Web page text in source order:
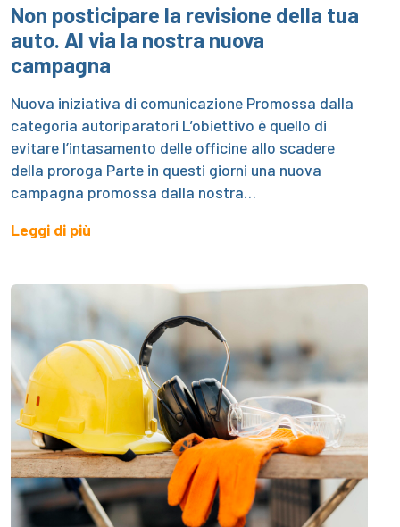
Non posticipare la revisione della tua
auto. Al via la nostra nuova
campagna
Nuova iniziativa di comunicazione Promossa dalla
categoria autoriparatori L’obiettivo è quello di
evitare l’intasamento delle officine allo scadere
della proroga Parte in questi giorni una nuova
campagna promossa dalla nostra…
Leggi di più